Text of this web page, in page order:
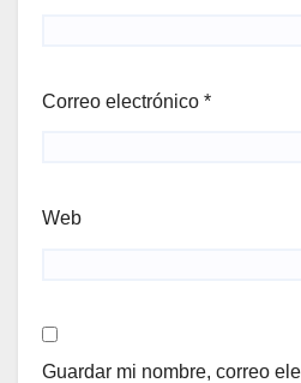
Correo electrónico *
Web
Guardar mi nombre, correo